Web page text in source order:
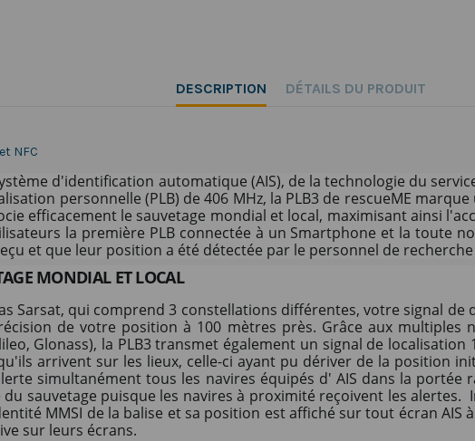
DESCRIPTION DÉTAILS DU PRODUIT
NFC
d'identification automatique (AIS), de la technologie du
personnelle (PLB) de 406 MHz, la PLB3 de rescueME
efficacement le sauvetage mondial et local, maximisant ainsi
la première PLB connectée à un Smartphone et la toute
et que leur position a été détectée par le personnel de
MONDIAL ET LOCAL
Sarsat, qui comprend 3 constellations différentes, votre signal
de votre position à 100 mètres près. Grâce aux multiples
Glonass), la PLB3 transmet également un signal de
arrivent sur les lieux, celle-ci ayant pu dériver de la position
simultanément tous les navires équipés d' AIS dans la portée
sauvetage puisque les navires à proximité reçoivent les
MMSI de la balise et sa position est affiché sur tout écran
sur leurs écrans.